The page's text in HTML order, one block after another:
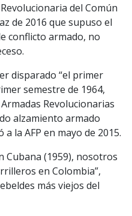
del Común
de 2016 que supuso el
conflicto armado, no
disparado “el primer
semestre de 1964,
Revolucionarias
alzamiento armado
la AFP en mayo de 2015.
Cubana (1959), nosotros
en Colombia”,
más viejos del